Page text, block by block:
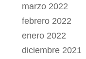
marzo 2022
febrero 2022
enero 2022
diciembre 2021